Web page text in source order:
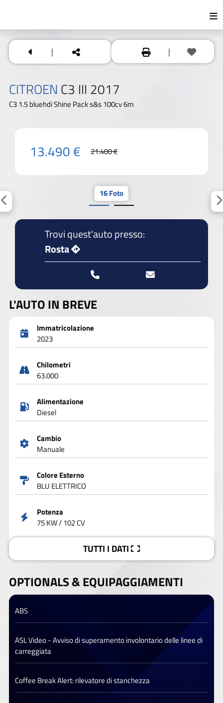
| |
CITROEN C3 III 2017
C3 1.5 bluehdi Shine Pack s&s 100cv 6m
13.490 € 21.400 €
16 Foto
Trovi quest'auto presso:
Rosta
L'AUTO IN BREVE
Immatricolazione
2023
Chilometri
63.000
Alimentazione
Diesel
Cambio
Manuale
Colore Esterno
BLU ELETTRICO
Potenza
75 KW / 102 CV
TUTTI I DATI
OPTIONALS &EQUIPAGGIAMENTI
ABS
ASL Video - Avviso di superamento involontario delle linee di
carreggiata
Coffee Break Alert: rilevatore di stanchezza